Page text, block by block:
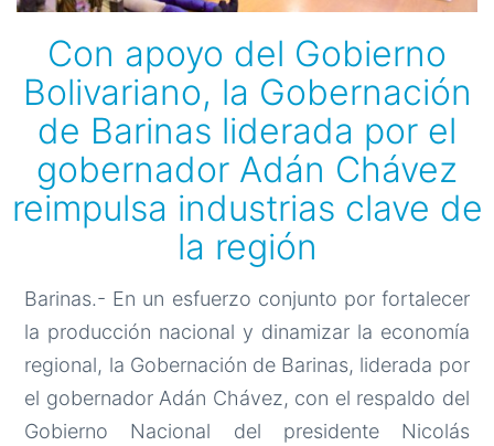
Con apoyo del Gobierno
Bolivariano, la Gobernación
de Barinas liderada por el
gobernador Adán Chávez
reimpulsa industrias clave de
la región
Barinas.- En un esfuerzo conjunto por fortalecer
la producción nacional y dinamizar la economía
regional, la Gobernación de Barinas, liderada por
el gobernador Adán Chávez, con el respaldo del
Gobierno Nacional del presidente Nicolás